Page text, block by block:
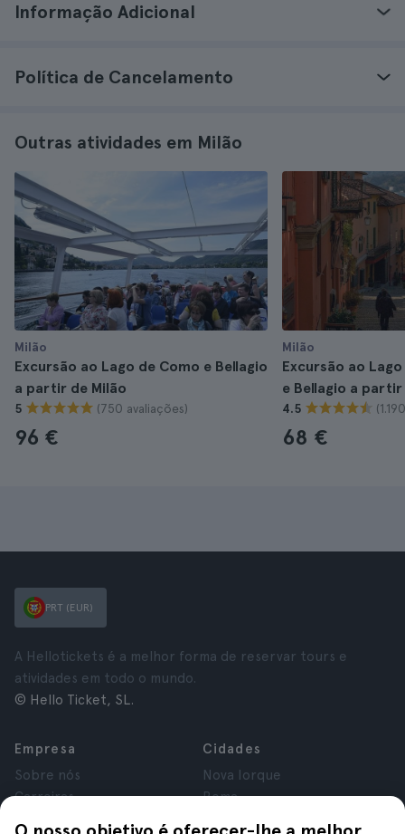
Informação Adicional
Política de Cancelamento
Outras atividades em Milão
Milão
Excursão ao Lago de Como e Bellagio
a partir de Milão
5 (750 avaliações)
96 €
Milão
Excursão ao
e Bellagio a partir
4.5
68 €
PRT (EUR)
A Hellotickets é a melhor forma de reservar tours e
atividades em todo o mundo.
© Hello Ticket, SL.
Empresa
Sobre nós
Carreiras
Cidades
Nova Iorque
Roma